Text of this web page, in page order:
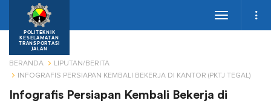
POLITEKNIK
KESELAMATAN
TRANSPORTASI
JALAN
Toggle
BERANDA
LIPUTAN/BERITA
INFOGRAFIS PERSIAPAN KEMBALI BEKERJA DI KANTOR (PKTJ TEGAL)
Infografis Persiapan Kembali Bekerja di